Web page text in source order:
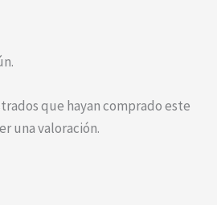
que hayan comprado este
una valoración.